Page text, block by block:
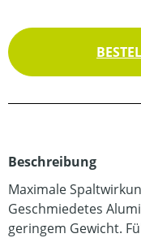
Beschreibung
Maximale
Geschmiedetes
geringem Gewicht.